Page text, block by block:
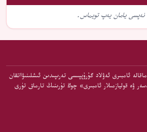
يامان يەپ تويماس.
ئامبىرى ئەۋلاد گۇرۇپپىسى تەرىپىدىن ئىشلىنىۋاتقان
ۋە قوليازمىلار ئامبىرى» چوڭ تۈرىنىڭ تارماق تۈرى